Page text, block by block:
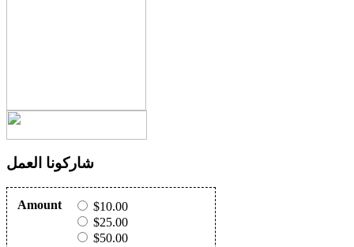
شاركونا العمل
Amount
$10.00
$25.00
$50.00